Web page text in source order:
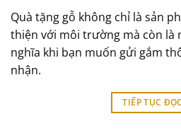
Quà tặng gỗ không chỉ là sản
thiện với môi trường mà còn là
nghĩa khi bạn muốn gửi gắm
nhận.
TIẾP TỤC ĐỌC